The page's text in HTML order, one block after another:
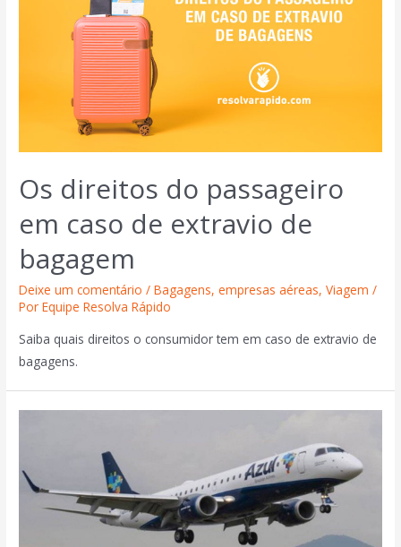
Os direitos do passageiro
em caso de extravio de
bagagem
Deixe um comentário /Bagagens,empresas aéreas,Viagem /
PorEquipe Resolva Rápido
Saiba quais direitos o consumidor tem em caso de extravio de
bagagens.